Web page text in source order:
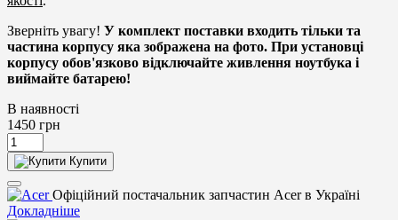
Зверніть увагу! У комплект поставки входить тільки та
частина корпусу яка зображена на фото. При установці
корпусу обов'язково відключайте живлення ноутбука і
виймайте батарею!
В наявності
1450 грн
Купити
Офіційний постачальник запчастин Acer в Україні
Докладніше